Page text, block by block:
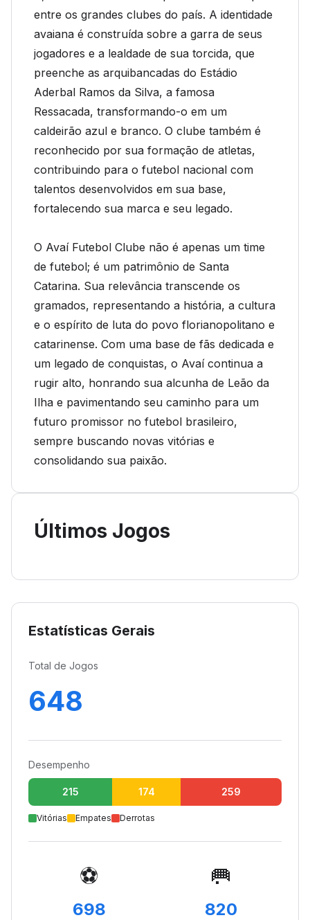
entre os grandes clubes do país. A identidade
avaiana é construída sobre a garra de seus
jogadores e a lealdade de sua torcida, que
preenche as arquibancadas do Estádio
Aderbal Ramos da Silva, a famosa
Ressacada, transformando-o em um
caldeirão azul e branco. O clube também é
reconhecido por sua formação de atletas,
contribuindo para o futebol nacional com
talentos desenvolvidos em sua base,
fortalecendo sua marca e seu legado.
O Avaí Futebol Clube não é apenas um time
de futebol; é um patrimônio de Santa
Catarina. Sua relevância transcende os
gramados, representando a história, a cultura
e o espírito de luta do povo florianopolitano e
catarinense. Com uma base de fãs dedicada e
um legado de conquistas, o Avaí continua a
rugir alto, honrando sua alcunha de Leão da
Ilha e pavimentando seu caminho para um
futuro promissor no futebol brasileiro,
sempre buscando novas vitórias e
consolidando sua paixão.
Últimos Jogos
Estatísticas Gerais
Total de Jogos
648
Desempenho
215 174 259
Vitórias Empates Derrotas
⚽
698
🥅
820